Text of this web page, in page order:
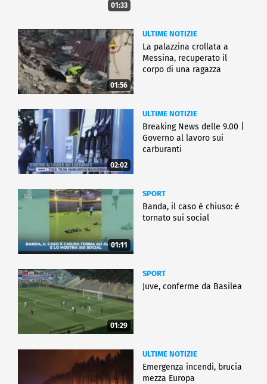
01:33
01:56
ULTIME NOTIZIE
La palazzina crollata a
Messina, recuperato il
corpo di una ragazza
02:02
ULTIME NOTIZIE
Breaking News delle 9.00 |
Governo al lavoro sui
carburanti
01:11
SPORT
Banda, il caso è chiuso: è
tornato sui social
01:29
SPORT
Juve, conferme da Basilea
ULTIME NOTIZIE
Emergenza incendi, brucia
mezza Europa